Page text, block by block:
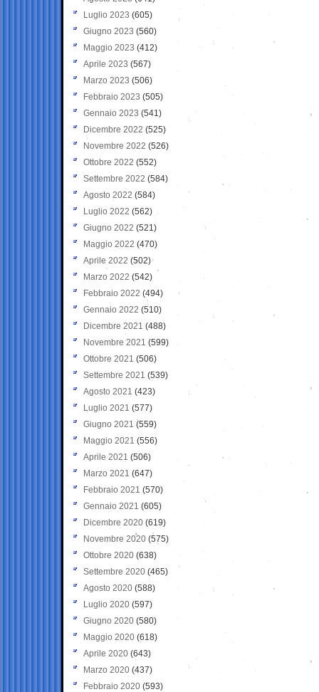
Luglio 2023 (605)
Giugno 2023 (560)
Maggio 2023 (412)
Aprile 2023 (567)
Marzo 2023 (506)
Febbraio 2023 (505)
Gennaio 2023 (541)
Dicembre 2022 (525)
Novembre 2022 (526)
Ottobre 2022 (552)
Settembre 2022 (584)
Agosto 2022 (584)
Luglio 2022 (562)
Giugno 2022 (521)
Maggio 2022 (470)
Aprile 2022 (502)
Marzo 2022 (542)
Febbraio 2022 (494)
Gennaio 2022 (510)
Dicembre 2021 (488)
Novembre 2021 (599)
Ottobre 2021 (506)
Settembre 2021 (539)
Agosto 2021 (423)
Luglio 2021 (577)
Giugno 2021(559)
Maggio 2021 (556)
Aprile 2021 (506)
Marzo 2021 (647)
Febbraio 2021 (570)
Gennaio 2021 (605)
Dicembre 2020 (619)
Novembre 2020 (575)
Ottobre 2020 (638)
Settembre 2020(465)
Agosto 2020 (588)
Luglio 2020 (597)
Giugno 2020 (580)
Maggio 2020 (618)
Aprile 2020 (643)
Marzo 2020 (437)
Febbraio 2020 (593)